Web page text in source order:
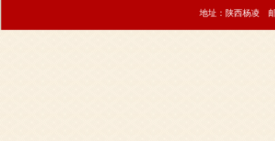
地址：陕西杨凌